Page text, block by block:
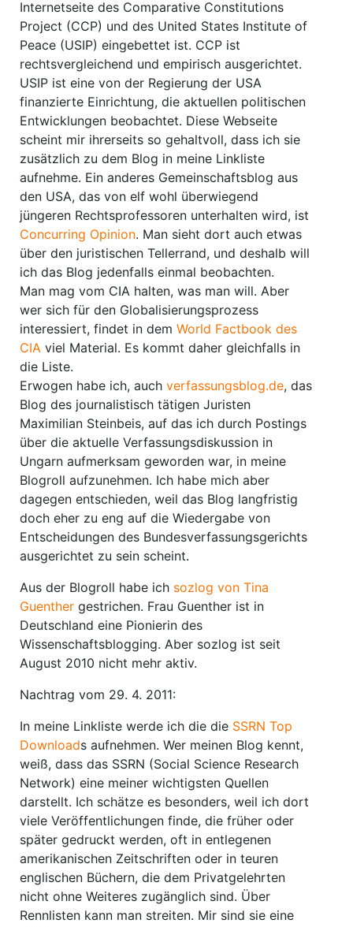
Internetseite des Comparative Constitutions
Project (CCP) und des United States Institute of
Peace (USIP) eingebettet ist. CCP ist
rechtsvergleichend und empirisch ausgerichtet.
USIP ist eine von der Regierung der USA
finanzierte Einrichtung, die aktuellen politischen
Entwicklungen beobachtet. Diese Webseite
scheint mir ihrerseits so gehaltvoll, dass ich sie
zusätzlich zu dem Blog in meine Linkliste
aufnehme. Ein anderes Gemeinschaftsblog aus
den USA, das von elf wohl überwiegend
jüngeren Rechtsprofessoren unterhalten wird, ist
Concurring Opinion. Man sieht dort auch etwas
über den juristischen Tellerrand, und deshalb will
ich das Blog jedenfalls einmal beobachten.
Man mag vom CIA halten, was man will. Aber
wer sich für den Globalisierungsprozess
interessiert, findet in dem World Factbook des
CIA viel Material. Es kommt daher gleichfalls in
die Liste.
Erwogen habe ich, auch verfassungsblog.de, das
Blog des journalistisch tätigen Juristen
Maximilian Steinbeis, auf das ich durch Postings
über die aktuelle Verfassungsdiskussion in
Ungarn aufmerksam geworden war, in meine
Blogroll aufzunehmen. Ich habe mich aber
dagegen entschieden, weil das Blog langfristig
doch eher zu eng auf die Wiedergabe von
Entscheidungen des Bundesverfassungsgerichts
ausgerichtet zu sein scheint.
Aus der Blogroll habe ich sozlog von Tina
Guenther gestrichen. Frau Guenther ist in
Deutschland eine Pionierin des
Wissenschaftsblogging. Aber sozlog ist seit
August 2010 nicht mehr aktiv.
Nachtrag vom 29. 4. 2011:
In meine Linkliste werde ich die die SSRN Top
Downloads aufnehmen. Wer meinen Blog kennt,
weiß, dass das SSRN (Social Science Research
Network) eine meiner wichtigsten Quellen
darstellt. Ich schätze es besonders, weil ich dort
viele Veröffentlichungen finde, die früher oder
später gedruckt werden, oft in entlegenen
amerikanischen Zeitschriften oder in teuren
englischen Büchern, die dem Privatgelehrten
nicht ohne Weiteres zugänglich sind. Über
Rennlisten kann man streiten. Mir sind sie eine